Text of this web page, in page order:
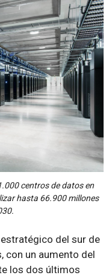
centros de datos en
hasta 66.900 millones
del sur de
con un aumento del
los dos últimos